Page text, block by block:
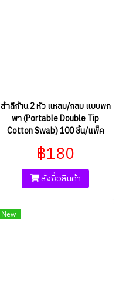
สำลีก้าน 2 หัว แหลม/กลม แบบพก
พา (Portable Double Tip
Cotton Swab) 100 ชิ้น/แพ็ค
฿180
สั่งซื้อสินค้า
New